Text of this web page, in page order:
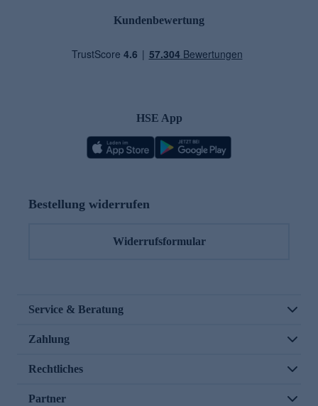
Kundenbewertung
HSE App
Bestellung widerrufen
Widerrufsformular
Service & Beratung
Zahlung
Rechtliches
Partner